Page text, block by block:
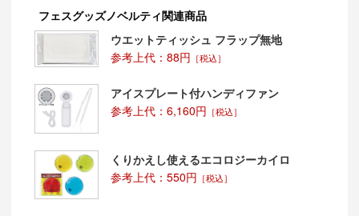
フェスグッズノベルティ関連商品
ウエットティッシュ フラップ無地
参考上代：88円 ［税込］
アイスプレート付ハンディファン
参考上代：6,160円 ［税込］
くりかえし使えるエコロジーカイロ
参考上代：550円 ［税込］